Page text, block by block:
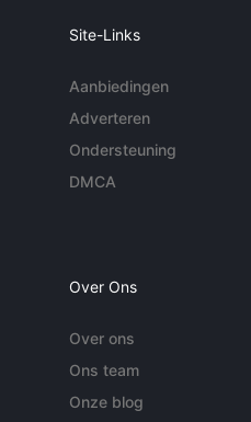
Site-Links
Aanbiedingen
Adverteren
Ondersteuning
DMCA
Over Ons
Over ons
Ons team
Onze blog